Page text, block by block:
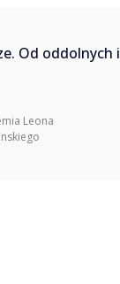
Od
Leona